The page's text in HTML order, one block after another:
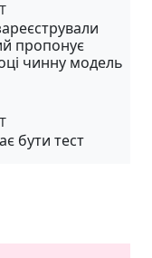
пропонує
чинну модель
бути тест